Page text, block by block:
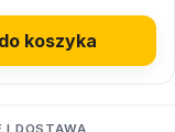
koszyka
I DOSTAWA